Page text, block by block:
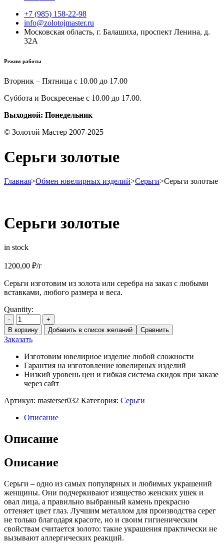
+7 (985) 158-22-98
info@zolotojmaster.ru
Московская область, г. Балашиха, проспект Ленина, д.
32А
Режим работы
Вторник – Пятница с 10.00 до 17.00
Суббота и Воскресенье с 10.00 до 17.00.
Выходной: Понедельник
© Золотой Мастер 2007-2025
Серьги золотые
Главная>Обмен ювелирных изделий>Серьги>Серьги золотые
Серьги золотые
in stock
1200,00 ₽/г
Серьги изготовим из золота или серебра на заказ с любыми
вставками, любого размера и веса.
Quantity:
-
+
В корзину
Добавить в список желаний Сравнить
Заказать
Изготовим ювелирное изделие любой сложности
Гарантия на изготовление ювелирных изделий
Низкий уровень цен и гибкая система скидок при заказе
через сайт
Артикул: masterser032 Категория: Серьги
Описание
Описание
Описание
Серьги – одно из самых популярных и любимых украшений
женщины. Они подчеркивают изящество женских ушек и
овал лица, а правильно выбранный камень прекрасно
оттеняет цвет глаз. Лучшим металлом для производства серег
не только благодаря красоте, но и своим гигиеническим
свойствам считается золото: такие украшения практически не
вызывают аллергических реакций.